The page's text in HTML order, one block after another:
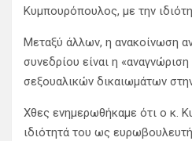
Κυμπουρόπουλος, με την
Μεταξύ άλλων, η ανακοίνωση
συνεδρίου είναι η
σεξουαλικών δικαιωμάτων
Χθες ενημερωθήκαμε ότι ο κ.
ιδιότητά του ως